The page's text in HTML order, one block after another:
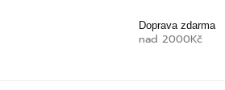
Doprava zdarma
nad 2000Kč